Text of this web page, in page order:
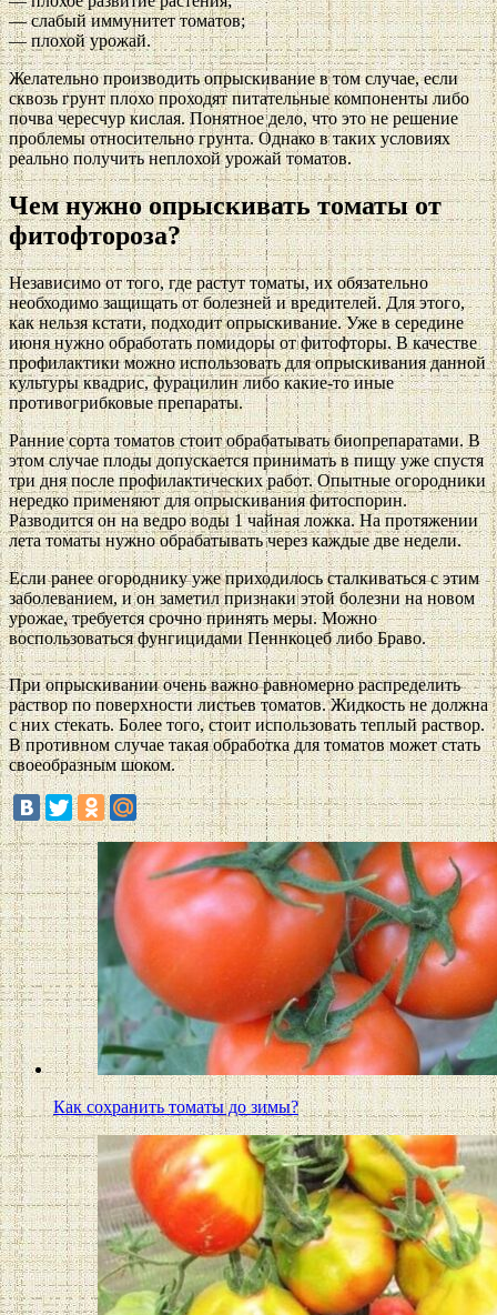
— слабый иммунитет томатов;
— плохой урожай.
Желательно производить опрыскивание в том случае, если
сквозь грунт плохо проходят питательные компоненты либо
почва чересчур кислая. Понятное дело, что это не решение
проблемы относительно грунта. Однако в таких условиях
реально получить неплохой урожай томатов.
Чем нужно опрыскивать томаты от
фитофтороза?
Независимо от того, где растут томаты, их обязательно
необходимо защищать от болезней и вредителей. Для этого,
как нельзя кстати, подходит опрыскивание. Уже в середине
июня нужно обработать помидоры от фитофторы. В качестве
профилактики можно использовать для опрыскивания данной
культуры квадрис, фурацилин либо какие-то иные
противогрибковые препараты.
Ранние сорта томатов стоит обрабатывать биопрепаратами. В
этом случае плоды допускается принимать в пищу уже спустя
три дня после профилактических работ. Опытные огородники
нередко применяют для опрыскивания фитоспорин.
Разводится он на ведро воды 1 чайная ложка. На протяжении
лета томаты нужно обрабатывать через каждые две недели.
Если ранее огороднику уже приходилось сталкиваться с этим
заболеванием, и он заметил признаки этой болезни на новом
урожае, требуется срочно принять меры. Можно
воспользоваться фунгицидами Пеннкоцеб либо Браво.
При опрыскивании очень важно равномерно распределить
раствор по поверхности листьев томатов. Жидкость не должна
с них стекать. Более того, стоит использовать теплый раствор.
В противном случае такая обработка для томатов может стать
своеобразным шоком.
Как сохранить томаты до зимы?